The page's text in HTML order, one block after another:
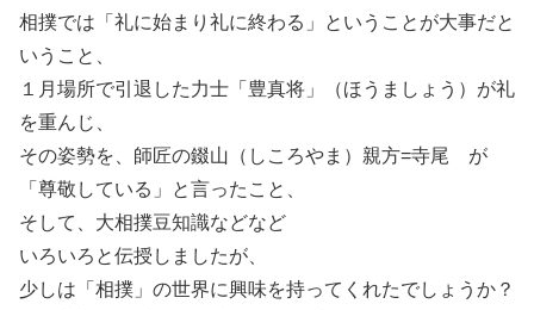
相撲では「礼に始まり礼に終わる」ということが大事だと
いうこと、
１月場所で引退した力士「豊真将」（ほうましょう）が礼
を重んじ、
その姿勢を、師匠の錣山（しころやま）親方=寺尾 が
「尊敬している」と言ったこと、
そして、大相撲豆知識などなど
いろいろと伝授しましたが、
少しは「相撲」の世界に興味を持ってくれたでしょうか？